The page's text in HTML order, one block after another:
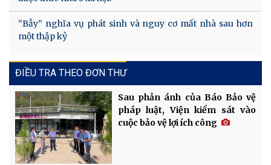
“Bẫy” nghĩa vụ phát sinh và nguy cơ mất nhà sau hơn
một thập kỷ
ĐIỀU TRA THEO ĐƠN THƯ
Sau phản ánh của Báo Bảo vệ
pháp luật, Viện kiểm sát vào
cuộc bảo vệ lợi ích công